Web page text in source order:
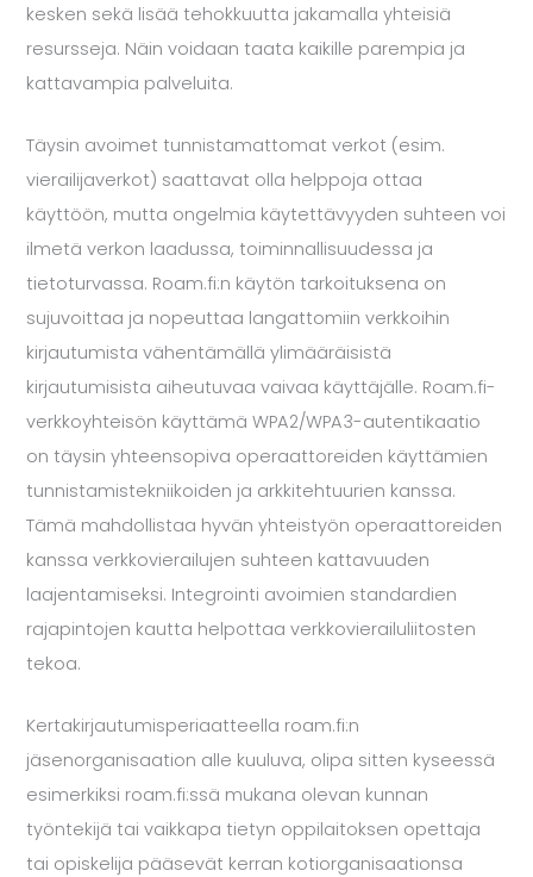
kesken sekä lisää tehokkuutta jakamalla yhteisiä
resursseja. Näin voidaan taata kaikille parempia ja
kattavampia palveluita.
Täysin avoimet tunnistamattomat verkot (esim.
vierailijaverkot) saattavat olla helppoja ottaa
käyttöön, mutta ongelmia käytettävyyden suhteen voi
ilmetä verkon laadussa, toiminnallisuudessa ja
tietoturvassa. Roam.fi:n käytön tarkoituksena on
sujuvoittaa ja nopeuttaa langattomiin verkkoihin
kirjautumista vähentämällä ylimääräisistä
kirjautumisista aiheutuvaa vaivaa käyttäjälle. Roam.fi-
verkkoyhteisön käyttämä WPA2/WPA3-autentikaatio
on täysin yhteensopiva operaattoreiden käyttämien
tunnistamistekniikoiden ja arkkitehtuurien kanssa.
Tämä mahdollistaa hyvän yhteistyön operaattoreiden
kanssa verkkovierailujen suhteen kattavuuden
laajentamiseksi. Integrointi avoimien standardien
rajapintojen kautta helpottaa verkkovierailuliitosten
tekoa.
Kertakirjautumisperiaatteella roam.fi:n
jäsenorganisaation alle kuuluva, olipa sitten kyseessä
esimerkiksi roam.fi:ssä mukana olevan kunnan
työntekijä tai vaikkapa tietyn oppilaitoksen opettaja
tai opiskelija pääsevät kerran kotiorganisaationsa